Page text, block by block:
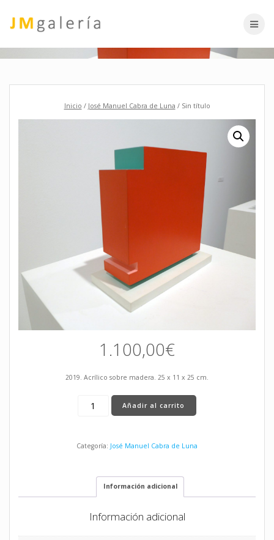
Inicio / José Manuel Cabra de Luna / Sin título
1.100,00€
2019. Acrílico sobre madera. 25 x 11 x 25 cm.
Sin
título
Añadir al carrito
Categoría: José Manuel Cabra de Luna
Información adicional
Información adicional